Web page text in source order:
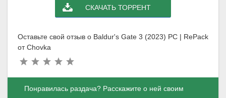
СКАЧАТЬ ТОРРЕНТ
Оставьте свой отзыв о Baldur's Gate 3 (2023) PC | RePack
от Chovka
Понравилась раздача? Расскажите о ней своим